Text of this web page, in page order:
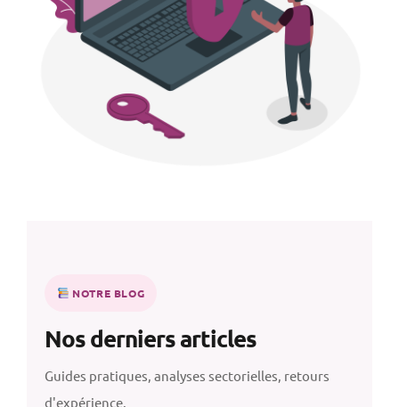
NOTRE BLOG
Nos derniers articles
Guides pratiques, analyses sectorielles, retours
d'expérience.